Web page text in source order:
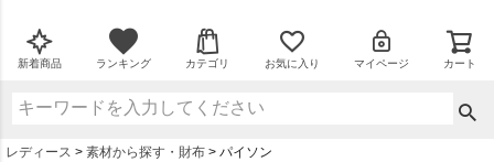
新着商品 ランキング カテゴリ お気に入り マイページ カート
レディース 素材から探す・財布 パイソン